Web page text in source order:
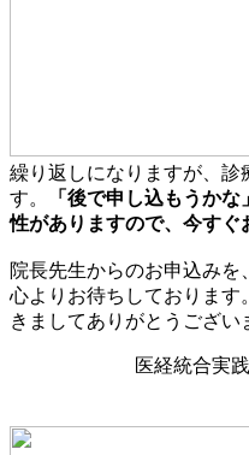
繰り返しになりますが、
す。
「後で申し込もうか
性がありますので、今すぐ
院長先生からのお申込みを
心よりお待ちしておりま
きましてありがとうござい
医経統合実